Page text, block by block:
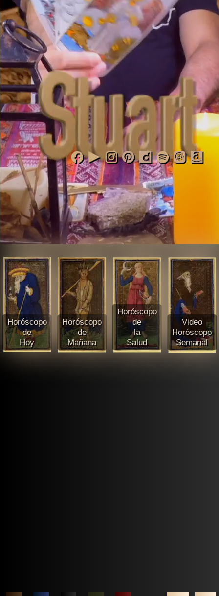
Horóscopo
de
Hoy
Horóscopo
de
Mañana
Horóscopo
de
la
Salud
Video
Horóscopo
Semanal